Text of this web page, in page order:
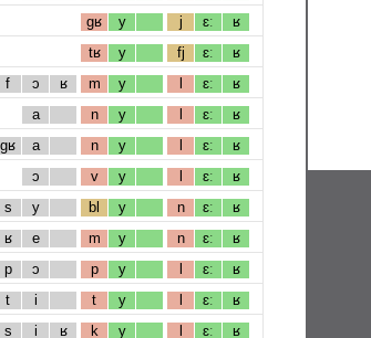
gʁ y j ɛː ʁ
tʁ y fj ɛː ʁ
f ɔ ʁ m y l ɛː ʁ
a n y l ɛː ʁ
gʁ a n y l ɛː ʁ
ɔ v y l ɛː ʁ
s y bl y n ɛː ʁ
ʁ e m y n ɛː ʁ
p ɔ p y l ɛː ʁ
t i t y l ɛː ʁ
s i ʁ k y l ɛː ʁ